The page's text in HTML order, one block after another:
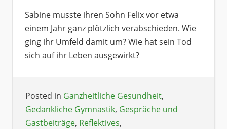
Sabine musste ihren Sohn Felix vor etwa
einem Jahr ganz plötzlich verabschieden. Wie
ging ihr Umfeld damit um? Wie hat sein Tod
sich auf ihr Leben ausgewirkt?
Posted in Ganzheitliche Gesundheit,
Gedankliche Gymnastik, Gespräche und
Gastbeiträge, Reflektives,